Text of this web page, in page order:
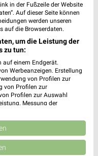
bis Fr. 21.08.
in der Fußzeile der Website
Auf dieser Seite können
werden unseren
auf die Browserdaten.
um die Leistung der
zu tun:
auf einem Endgerät.
Werbeanzeigen. Erstellung
von Profilen zur
von Profilen zur
Profilen zur Auswahl
Messung der
Quellen. Entwicklung und
Daten zur Auswahl
weitergegeben und in die